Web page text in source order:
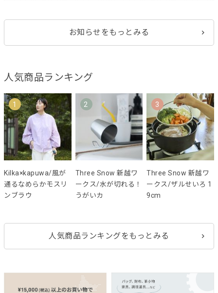
お知らせをもっとみる
人気商品ランキング
1
Kilka×kapuwa/風が
通るなめらかモスリ
ンブラウ
2
Three Snow 新越ワ
ークス/水が切れる！
うがいカ
3
Three Snow 新越ワ
ークス/ザルせいろ 1
9cm
人気商品ランキングをもっとみる